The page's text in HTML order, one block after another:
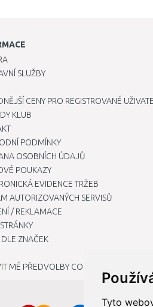
Tyto
SLUŽBY
CENY PRO REGISTROVANÉ
KLUB
PODMÍNKY
OSOBNÍCH ÚDAJŮ
POUKAZY
EVIDENCE TRŽEB
AUTORIZOVANÝCH SERVISŮ
/ REKLAMACE
ZNAČEK
MÉ PŘEDVOLBY COOKIES